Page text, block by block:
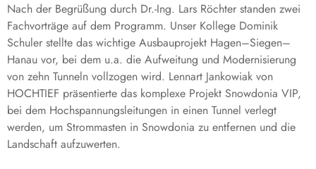
Nach der Begrüßung durch Dr.-Ing. Lars Röchter standen zwei
Fachvorträge auf dem Programm. Unser Kollege Dominik
Schuler stellte das wichtige Ausbauprojekt Hagen–Siegen–
Hanau vor, bei dem u.a. die Aufweitung und Modernisierung
von zehn Tunneln vollzogen wird. Lennart Jankowiak von
HOCHTIEF präsentierte das komplexe Projekt Snowdonia VIP,
bei dem Hochspannungsleitungen in einen Tunnel verlegt
werden, um Strommasten in Snowdonia zu entfernen und die
Landschaft aufzuwerten.